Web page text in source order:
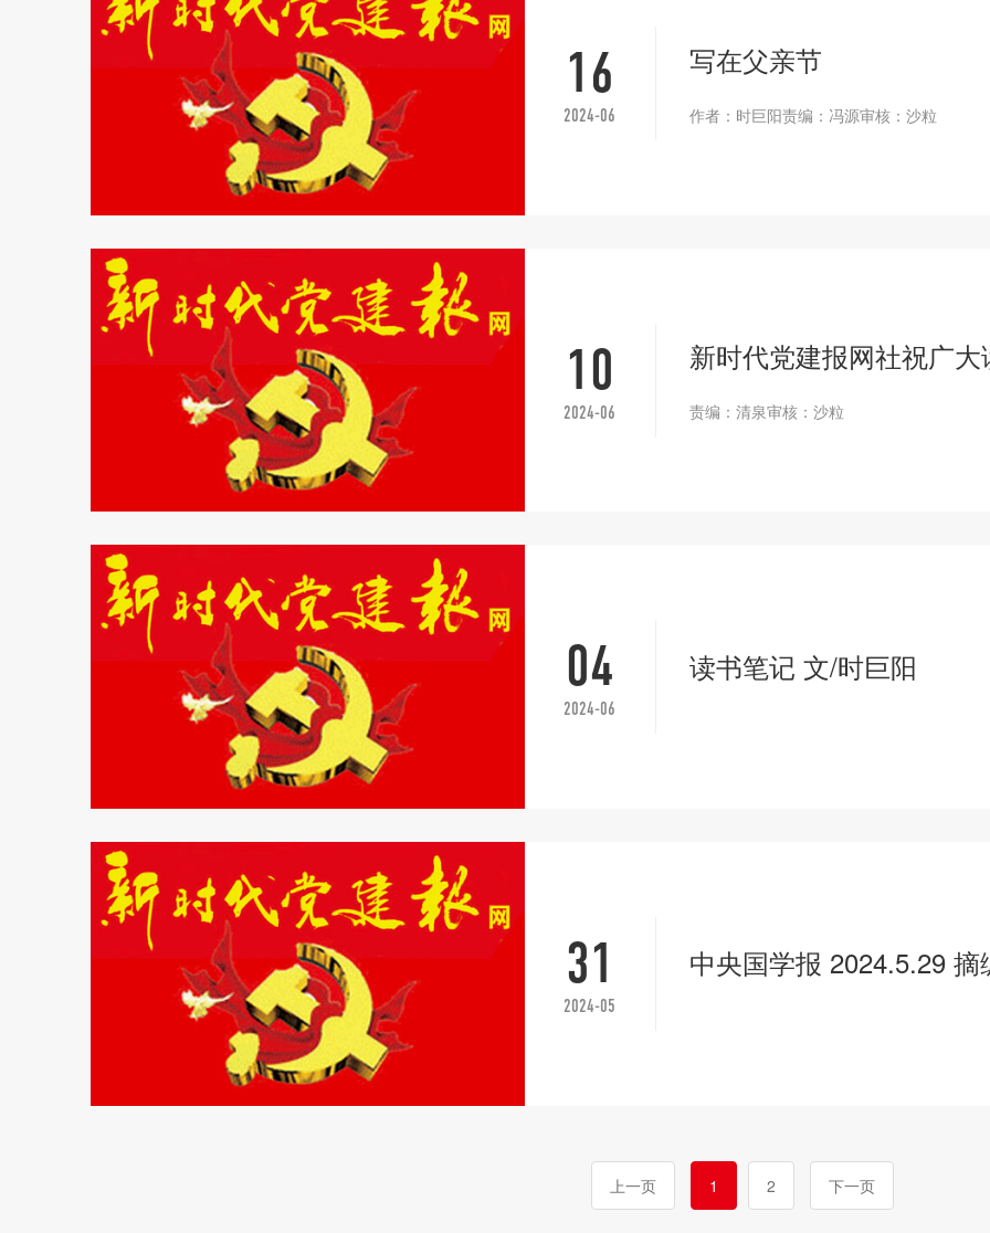
16
2024-06
写在父亲节
作者：时巨阳责编：冯源审核：沙粒
10
2024-06
新时代党建报网社祝广
责编：清泉审核：沙粒
04
2024-06
读书笔记 文/时巨阳
31
2024-05
中央国学报 2024.5.29
上一页 1 2 下一页